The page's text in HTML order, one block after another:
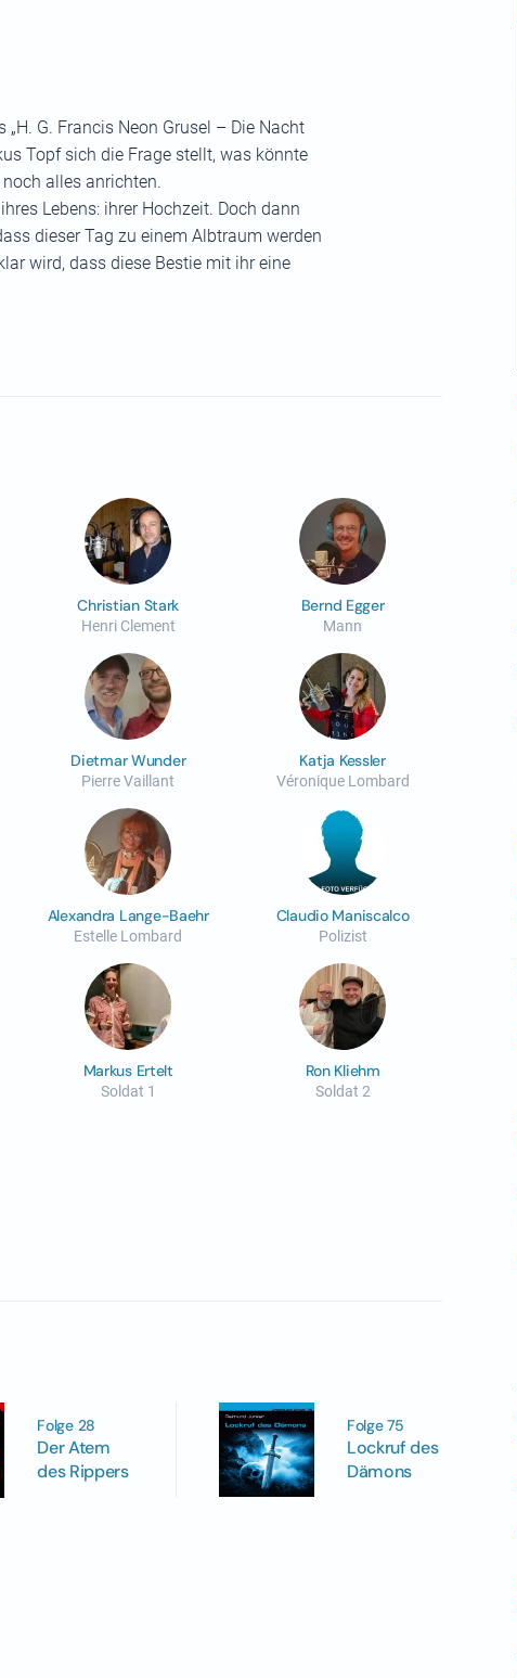
G. Francis Neon Grusel – Die Nacht
Topf sich die Frage stellt, was könnte
alles anrichten.
Lebens: ihrer Hochzeit. Doch dann
dieser Tag zu einem Albtraum werden
wird, dass diese Bestie mit ihr eine
Christian Stark
Henri Clement
Bernd Egger
Mann
Dietmar Wunder
Pierre Vaillant
Katja Kessler
Véronique Lombard
Alexandra Lange-Baehr
Estelle Lombard
Claudio Maniscalco
Polizist
Markus Ertelt
Soldat 1
Ron Kliehm
Soldat 2
Folge 28
Der Atem
des Rippers
Folge 75
Lockruf des
Dämons